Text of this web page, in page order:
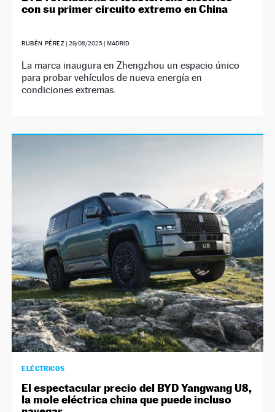
con su primer circuito extremo en China
RUBÉN PÉREZ |29/08/2025 | MADRID
La marca inaugura en Zhengzhou un espacio único
para probar vehículos de nueva energía en
condiciones extremas.
ELÉCTRICOS
El espectacular precio del BYD Yangwang U8,
la mole eléctrica china que puede incluso